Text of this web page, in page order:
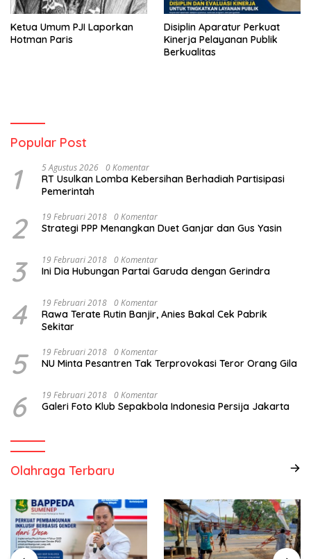
Ketua Umum PJI Laporkan
Hotman Paris
Disiplin Aparatur Perkuat
Kinerja Pelayanan Publik
Berkualitas
Popular Post
1 5 Agustus 2026 0 Komentar
RT Usulkan Lomba Kebersihan Berhadiah Partisipasi
Pemerintah
2 19 Februari 2018 0 Komentar
Strategi PPP Menangkan Duet Ganjar dan Gus Yasin
3 19 Februari 2018 0 Komentar
Ini Dia Hubungan Partai Garuda dengan Gerindra
4 19 Februari 2018 0 Komentar
Rawa Terate Rutin Banjir, Anies Bakal Cek Pabrik
Sekitar
5 19 Februari 2018 0 Komentar
NU Minta Pesantren Tak Terprovokasi Teror Orang Gila
6 19 Februari 2018 0 Komentar
Galeri Foto Klub Sepakbola Indonesia Persija Jakarta
Olahraga Terbaru